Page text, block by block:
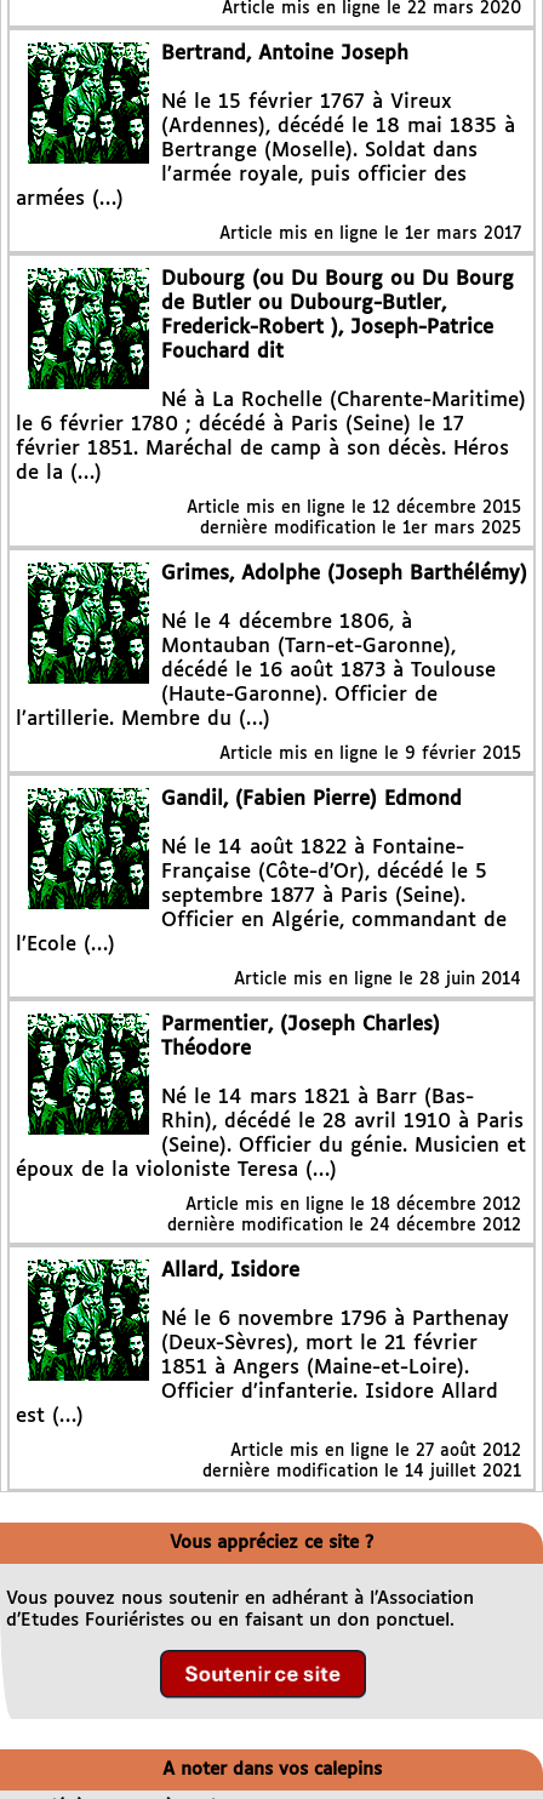
Article mis en ligne le 22 mars 2020
Bertrand, Antoine Joseph
Né le 15 février 1767 à Vireux
(Ardennes), décédé le 18 mai 1835 à
Bertrange (Moselle). Soldat dans
l’armée royale, puis officier des
armées (…)
Article mis en ligne le 1er mars 2017
Dubourg (ou Du Bourg ou Du Bourg
de Butler ou Dubourg-Butler,
Frederick-Robert ), Joseph-Patrice
Fouchard dit
Né à La Rochelle (Charente-Maritime)
le 6 février 1780 ; décédé à Paris (Seine) le 17
février 1851. Maréchal de camp à son décès. Héros
de la (…)
Article mis en ligne le 12 décembre 2015
dernière modification le 1er mars 2025
Grimes, Adolphe (Joseph Barthélémy)
Né le 4 décembre 1806, à
Montauban (Tarn-et-Garonne),
décédé le 16 août 1873 à Toulouse
(Haute-Garonne). Officier de
l’artillerie. Membre du (…)
Article mis en ligne le 9 février 2015
Gandil, (Fabien Pierre) Edmond
Né le 14 août 1822 à Fontaine-
Française (Côte-d’Or), décédé le 5
septembre 1877 à Paris (Seine).
Officier en Algérie, commandant de
l’Ecole (…)
Article mis en ligne le 28 juin 2014
Parmentier, (Joseph Charles)
Théodore
Né le 14 mars 1821 à Barr (Bas-
Rhin), décédé le 28 avril 1910 à Paris
(Seine). Officier du génie. Musicien et
époux de la violoniste Teresa (…)
Article mis en ligne le 18 décembre 2012
dernière modification le 24 décembre 2012
Allard, Isidore
Né le 6 novembre 1796 à Parthenay
(Deux-Sèvres), mort le 21 février
1851 à Angers (Maine-et-Loire).
Officier d’infanterie. Isidore Allard
est (…)
Article mis en ligne le 27 août 2012
dernière modification le 14 juillet 2021
Vous appréciez ce site ?
Vous pouvez nous soutenir en adhérant à l’Association
d’Etudes Fouriéristes ou en faisant un don ponctuel.
A noter dans vos calepins